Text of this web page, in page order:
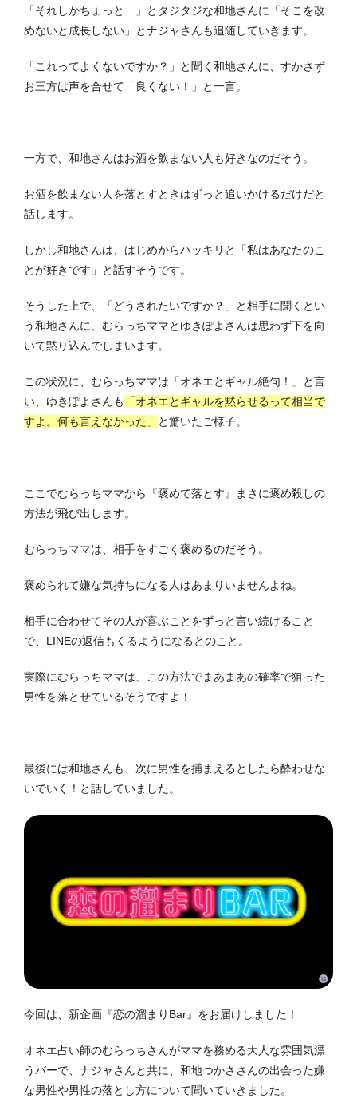
「それしかちょっと…」とタジタジな和地さんに「そこを改
めないと成長しない」とナジャさんも追随していきます。
「これってよくないですか？」と聞く和地さんに、すかさず
お三方は声を合せて「良くない！」と一言。
一方で、和地さんはお酒を飲まない人も好きなのだそう。
お酒を飲まない人を落とすときはずっと追いかけるだけだと
話します。
しかし和地さんは、はじめからハッキリと「私はあなたのこ
とが好きです」と話すそうです。
そうした上で、「どうされたいですか？」と相手に聞くとい
う和地さんに、むらっちママとゆきぽよさんは思わず下を向
いて黙り込んでしまいます。
この状況に、むらっちママは「オネエとギャル絶句！」と言
い、ゆきぽよさんも
「オネエとギャルを黙らせるって相当で
すよ。何も言えなかった」
と驚いたご様子。
ここでむらっちママから『褒めて落とす』まさに褒め殺しの
方法が飛び出します。
むらっちママは、相手をすごく褒めるのだそう。
褒められて嫌な気持ちになる人はあまりいませんよね。
相手に合わせてその人が喜ぶことをずっと言い続けること
で、LINEの返信もくるようになるとのこと。
実際にむらっちママは、この方法でまあまあの確率で狙った
男性を落とせているそうですよ！
最後には和地さんも、次に男性を捕まえるとしたら酔わせな
いでいく！と話していました。
今回は、新企画『恋の溜まりBar』をお届けしました！
オネエ占い師のむらっちさんがママを務める大人な雰囲気漂
うバーで、ナジャさんと共に、和地つかささんの出会った嫌
な男性や男性の落とし方について聞いていきました。